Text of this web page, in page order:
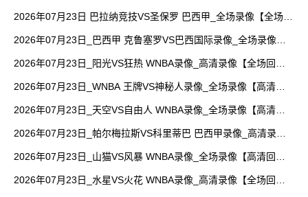
2026年07月23日 巴拉纳竞技VS圣保罗 巴西甲_全场录像【全场回
2026年07月23日_巴西甲 克鲁塞罗VS巴西国际录像_全场录像
2026年07月23日_阳光VS狂热 WNBA录像_高清录像【全场回
2026年07月23日_WNBA 王牌VS神秘人录像_全场录像【高清回
2026年07月23日_天空VS自由人 WNBA录像_全场录像【高清回
2026年07月23日_帕尔梅拉斯VS科里蒂巴 巴西甲录像_高清录像
2026年07月23日_山猫VS风暴 WNBA录像_全场录像【高清回
2026年07月23日_水星VS火花 WNBA录像_高清录像【全场回